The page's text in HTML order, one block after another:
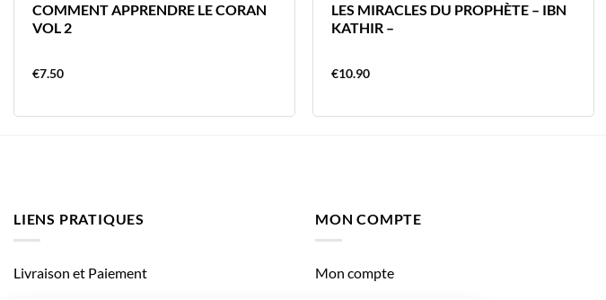
COMMENT APPRENDRE LE CORAN
VOL 2
€7.50
LES MIRACLES DU PROPHÈTE – IBN
KATHIR –
€10.90
LIENS PRATIQUES
Livraison et Paiement
MON COMPTE
Mon compte